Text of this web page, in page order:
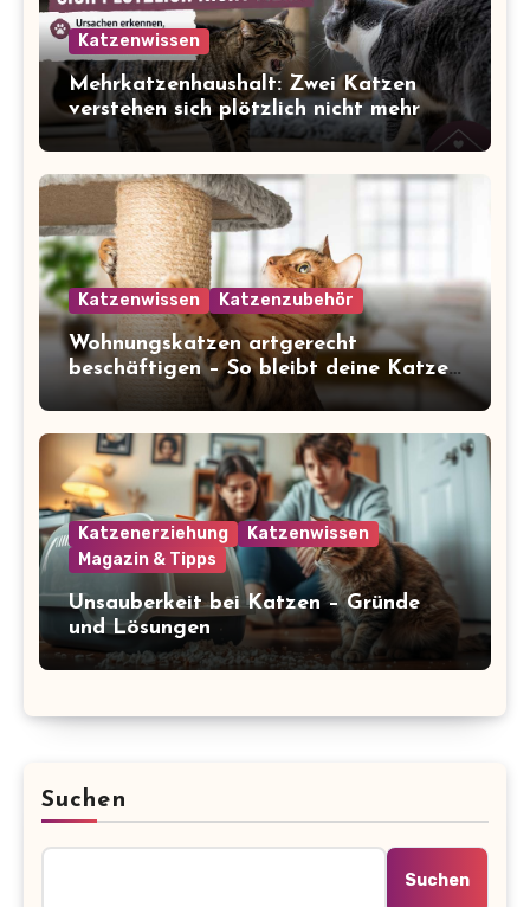
Katzenwissen
Mehrkatzenhaushalt: Zwei Katzen
verstehen sich plötzlich nicht mehr
Katzenwissen Katzenzubehör
Wohnungskatzen artgerecht
beschäftigen – So bleibt deine Katze
glücklich und gesund
Katzenerziehung
Katzenwissen
Magazin & Tipps
Unsauberkeit bei Katzen – Gründe
und Lösungen
Suchen
Suchen